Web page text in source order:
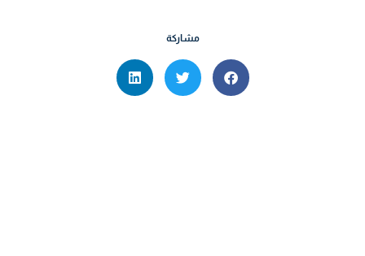
مشاركة